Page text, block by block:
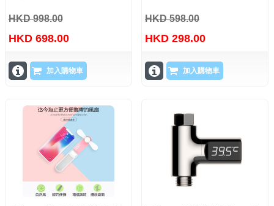
HKD 998.00
HKD 698.00
加入購物車
HKD 598.00
HKD 298.00
加入購物車